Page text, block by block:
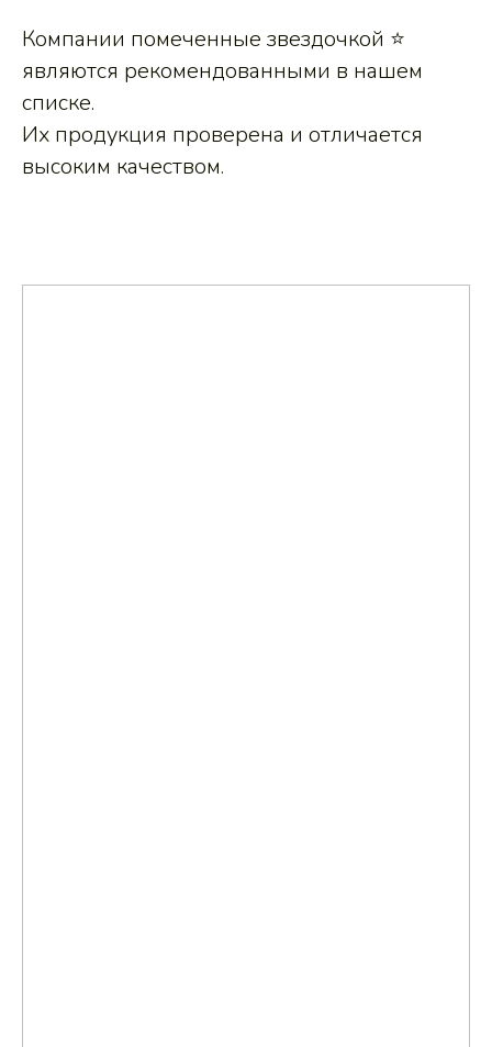
Компании помеченные звездочкой ⭐
являются рекомендованными в нашем
списке.
Их продукция проверена и отличается
высоким качеством.